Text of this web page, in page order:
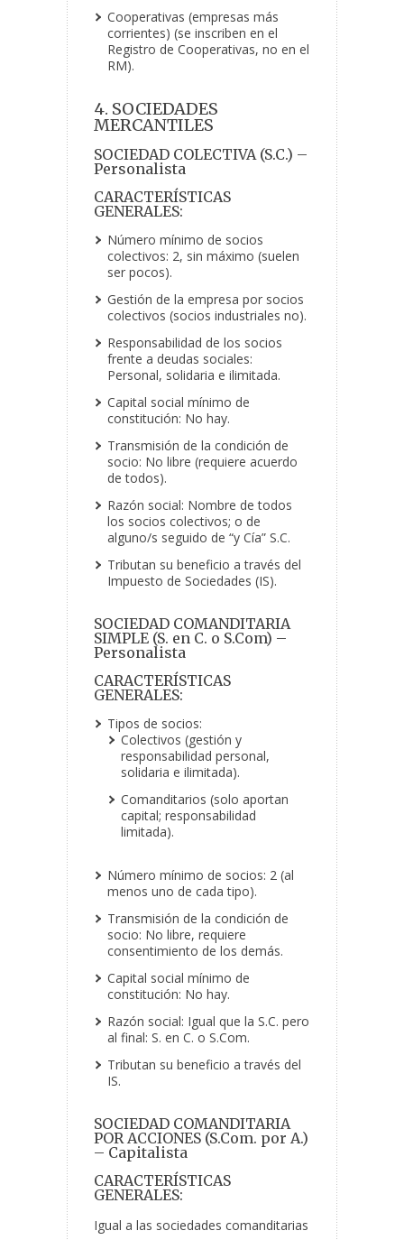
Cooperativas (empresas más
corrientes) (se inscriben en el
Registro de Cooperativas, no en el
RM).
4. SOCIEDADES
MERCANTILES
SOCIEDAD COLECTIVA (S.C.) –
Personalista
CARACTERÍSTICAS
GENERALES:
Número mínimo de socios
colectivos: 2, sin máximo (suelen
ser pocos).
Gestión de la empresa por socios
colectivos (socios industriales no).
Responsabilidad de los socios
frente a deudas sociales:
Personal, solidaria e ilimitada.
Capital social mínimo de
constitución: No hay.
Transmisión de la condición de
socio: No libre (requiere acuerdo
de todos).
Razón social: Nombre de todos
los socios colectivos; o de
alguno/s seguido de “y Cía” S.C.
Tributan su beneficio a través del
Impuesto de Sociedades (IS).
SOCIEDAD COMANDITARIA
SIMPLE (S. en C. o S.Com) –
Personalista
CARACTERÍSTICAS
GENERALES:
Tipos de socios:
Colectivos (gestión y
responsabilidad personal,
solidaria e ilimitada).
Comanditarios (solo aportan
capital; responsabilidad
limitada).
Número mínimo de socios: 2 (al
menos uno de cada tipo).
Transmisión de la condición de
socio: No libre, requiere
consentimiento de los demás.
Capital social mínimo de
constitución: No hay.
Razón social: Igual que la S.C. pero
al final: S. en C. o S.Com.
Tributan su beneficio a través del
IS.
SOCIEDAD COMANDITARIA
POR ACCIONES (S.Com. por A.)
– Capitalista
CARACTERÍSTICAS
GENERALES:
Igual a las sociedades comanditarias